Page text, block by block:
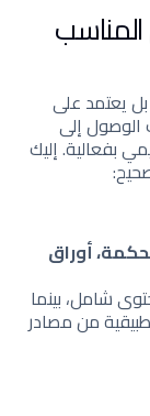
يعتمد على
إلى
بفعالية. إليك
أوراق
شامل، بينما
من مصادر